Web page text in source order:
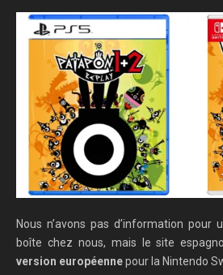
Nous n’avons pas d’information pour
boîte chez nous, mais le site
version européennepour la Nintendo